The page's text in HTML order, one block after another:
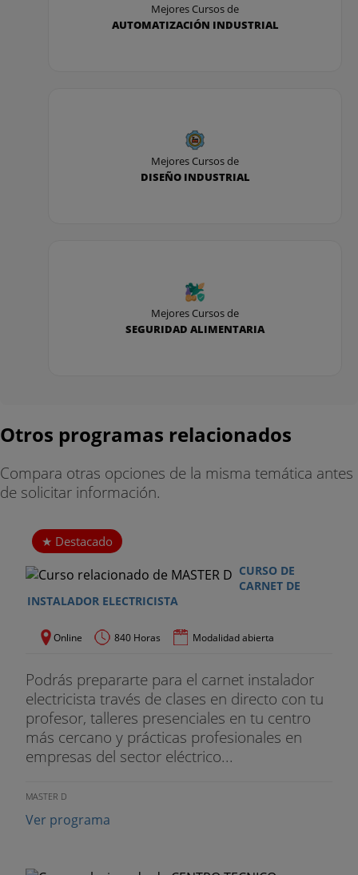
Mejores Cursos de
AUTOMATIZACIÓN INDUSTRIAL
Mejores Cursos de
DISEÑO INDUSTRIAL
Mejores Cursos de
SEGURIDAD ALIMENTARIA
Otros programas relacionados
Compara otras opciones de la misma temática antes
de solicitar información.
Destacado
CURSO DE
CARNET DE
INSTALADOR ELECTRICISTA
Online 840 Horas Modalidad abierta
Podrás prepararte para el carnet instalador
electricista través de clases en directo con tu
profesor, talleres presenciales en tu centro
más cercano y prácticas profesionales en
empresas del sector eléctrico...
MASTER D
Ver programa